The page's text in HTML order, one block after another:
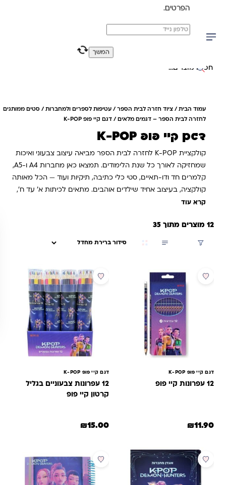
משלוח מהיר חינם בקניה מעל 299 ₪ (למעט ריהוט)
חיפוש באתר
עמוד הבית/ציוד חזרה לבית הספר/עטיפות לספרים ולמחברות/סטים ממותגים
לחזרה לבית הספר – דגמים מלאים/ דגם קיי פופ K-POP
דגם קיי פופ K-POP
קולקציית K-POP לחזרה לבית הספר מביאה עיצוב צבעוני ואיכות
שמחזיקה לאורך כל שנת הלימודים. תמצאו כאן מחברות A4 ו-A5,
קלמרים חד ודו-תאיים, סטי כלי כתיבה, תיקיות ועוד — הכל מאותה
קולקציה, בעיצוב אחיד שילדים אוהבים. מתאים לכיתות א׳ עד ח׳,
הזמינו מוקדם — הציוד נגמר לפני תחילת שנת הלימודים.
קרא עוד
סינון
דגם קיי פופ K-POP
₪11.90
דגם קיי פופ K-POP
12 עפרונות צבעוניים בגליל
קרטון קיי פופ
₪15.00
הפרטים.
המשך